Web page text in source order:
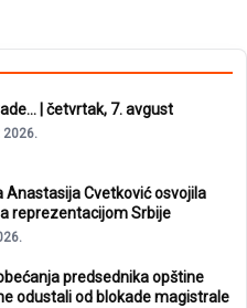
| četvrtak, 7. avgust
Anastasija Cvetković osvojila
reprezentacijom Srbije
predsednika opštine
odustali od blokade magistrale